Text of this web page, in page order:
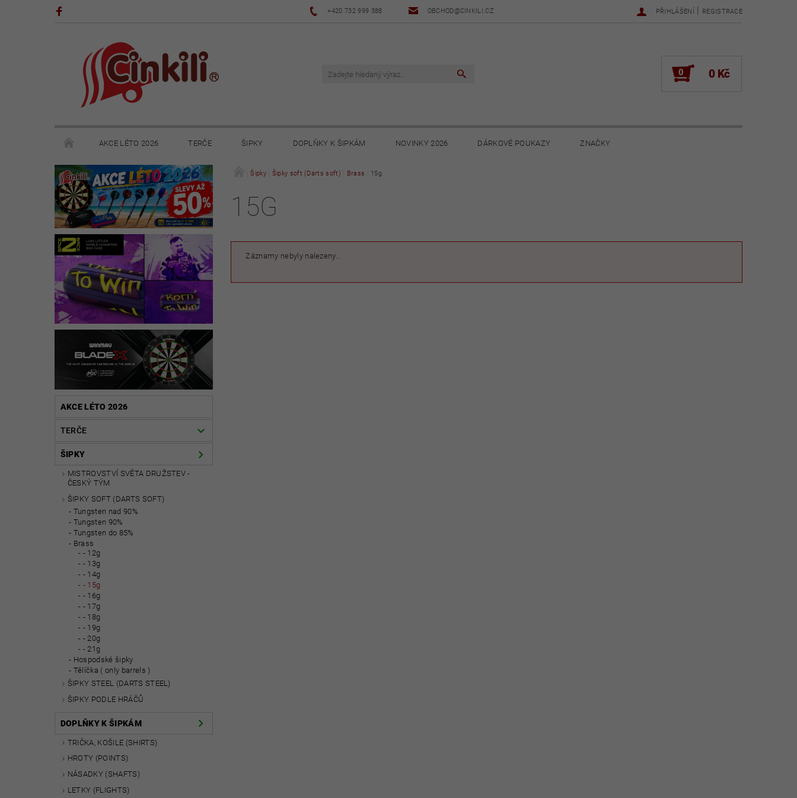
+420 732 999 388 OBCHOD@CINKILI.CZ PŘIHLÁŠENÍ | REGISTRACE
0 0 Kč
AKCE LÉTO 2026 TERČE ŠIPKY DOPLŇKY K ŠIPKÁM NOVINKY 2026 DÁRKOVÉ POUKAZY ZNAČKY
POHÁRY A TROFEJE VÝPRODEJ HRY NOVINKY 2025 NOVINKY 2024
KONTAKTY NAPIŠTE NÁM OBCHODNÍ PODMÍNKY
AKCE LÉTO 2026
TERČE
ŠIPKY
MISTROVSTVÍ SVĚTA DRUŽSTEV -
ČESKÝ TÝM
ŠIPKY SOFT (DARTS SOFT)
Tungsten nad 90%
Tungsten 90%
Tungsten do 85%
Brass
- 12g
- 13g
- 14g
- 15g
- 16g
- 17g
- 18g
- 19g
- 20g
- 21g
Hospodské šipky
Tělíčka ( only barrels )
ŠIPKY STEEL (DARTS STEEL)
ŠIPKY PODLE HRÁČŮ
DOPLŇKY K ŠIPKÁM
TRIČKA, KOŠILE (SHIRTS)
HROTY (POINTS)
NÁSADKY (SHAFTS)
LETKY (FLIGHTS)
Šipky Šipky soft (Darts soft) Brass 15g
15G
Záznamy nebyly nalezeny...